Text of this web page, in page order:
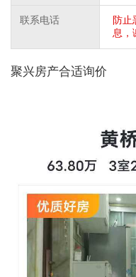
联系电话
防止
息，
聚兴房产合适询价